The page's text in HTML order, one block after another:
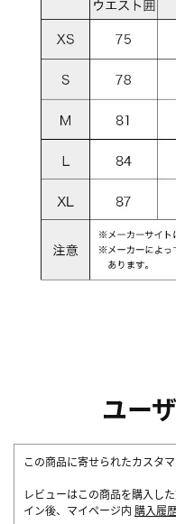
ユー
この商品に寄せられたカスタ
レビューはこの商品を購入し
イン後、マイページ内 購入履